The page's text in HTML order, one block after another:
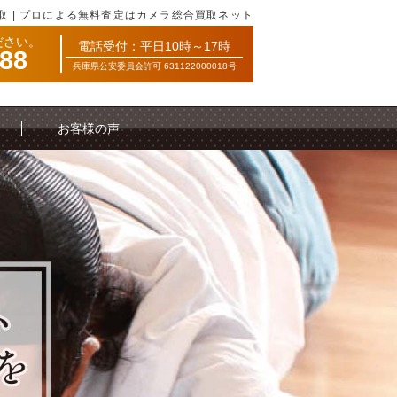
| プロによる無料査定はカメラ総合買取ネット
い。 電話受付：平日10時～17時
兵庫県公安委員会許可 631122000018号
お客様の声